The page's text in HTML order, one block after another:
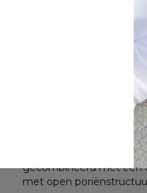
Perfectie schuilt in
speelse, afgeronde
vervaardigd uit
uitstraling maar is
rugleuning van het
ligbedkussen is uniek
Sunbrella® Luxe is een
enkel waterafstotend is
De Sunbrella® Luxe
buiten blijven en toont
gekleurde acrylvezel.
gecombineerd met een
met open